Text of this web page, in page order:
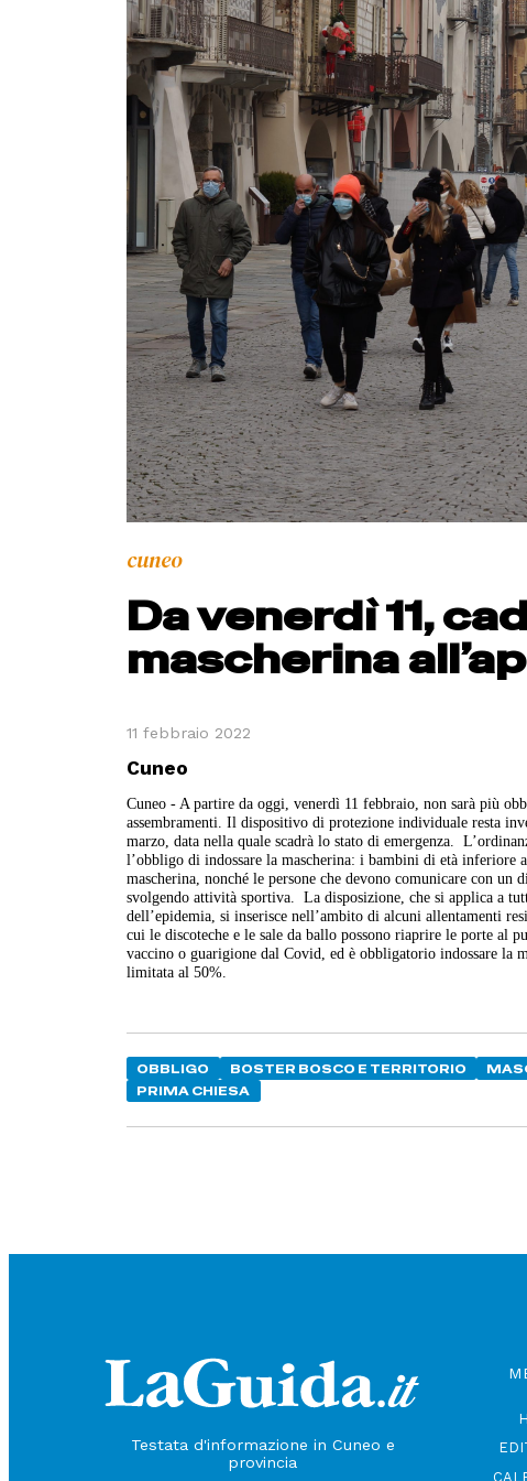
cuneo
Da venerdì 11,
mascherina
11 febbraio 2022
Cuneo
Cuneo - A partire da oggi, venerdì 11 febbraio, non sarà più
assembramenti. Il dispositivo di protezione individuale resta
marzo, data nella quale scadrà lo stato di emergenza.
l’obbligo di indossare la mascherina: i bambini di età
mascherina, nonché le persone che devono comunicare con
svolgendo attività sportiva.
La disposizione, che si applica a
dell’epidemia, si inserisce nell’ambito di alcuni allentamenti
cui le discoteche e le sale da ballo possono riaprire le porte al
vaccino o guarigione dal Covid, ed è obbligatorio indossare la
limitata al 50%.
OBBLIGO BOSTER BOSCO E TERRITORIO
PRIMA CHIESA
Testata d'informazione in Cuneo e
provincia